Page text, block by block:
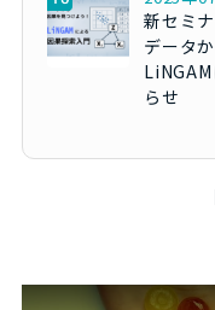
新セミ
データ
らせ